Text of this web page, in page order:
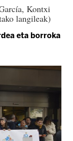
Kontxi
langileak)
eta borroka